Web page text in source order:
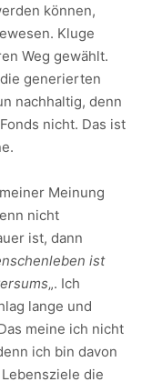
können,
Kluge
Weg gewählt.
generierten
nachhaltig, denn
nicht. Das ist
Meinung
nicht
ist, dann
ist
„. Ich
lange und
meine ich nicht
ich bin davon
die